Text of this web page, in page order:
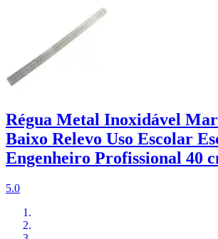
Régua Metal Inoxidável
Baixo Relevo Uso Escolar
Engenheiro Profissional 40
5.0